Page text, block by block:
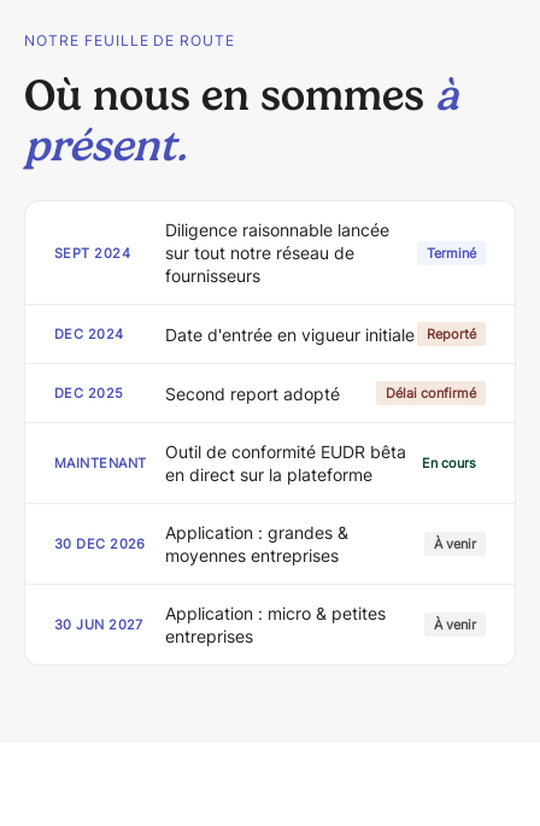
NOTRE FEUILLE DE ROUTE
Où nous en sommes à
présent.
SEPT 2024
Diligence raisonnable lancée
sur tout notre réseau de
fournisseurs
Terminé
DEC 2024 Date d'entrée en vigueur initiale Reporté
DEC 2025 Second report adopté Délai confirmé
MAINTENANT
Outil de conformité EUDR bêta
en direct sur la plateforme
En cours
30 DEC 2026
Application : grandes &
moyennes entreprises
À venir
30 JUN 2027
Application : micro & petites
entreprises
À venir